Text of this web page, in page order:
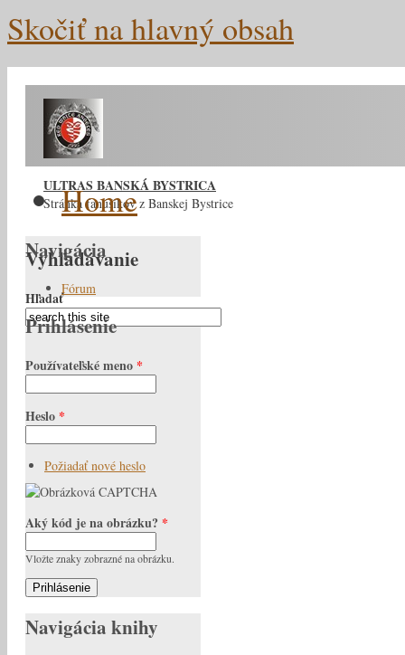
Skočiť na hlavný obsah
ULTRAS BANSKÁ BYSTRICA
Stránka fanúšikov z Banskej Bystrice
Vyhľadávanie
Hľadať
Home
Navigácia
Fórum
Prihlásenie
Používateľské meno *
Heslo *
Požiadať nové heslo
Aký kód je na obrázku? *
Vložte znaky zobrazné na obrázku.
Navigácia knihy